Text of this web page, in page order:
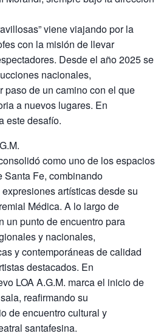
viene viajando por la
con la misión de llevar
Desde el año 2025 se
nacionales,
paso de un camino con el que
a nuevos lugares. En
este desafío.
como uno de los espacios
Santa Fe, combinando
artísticas desde su
Médica. A lo largo de
un punto de encuentro para
y nacionales,
y contemporáneas de calidad
destacados. En
LOA A.G.M. marca el inicio de
reafirmando su
de encuentro cultural y
santafesina.